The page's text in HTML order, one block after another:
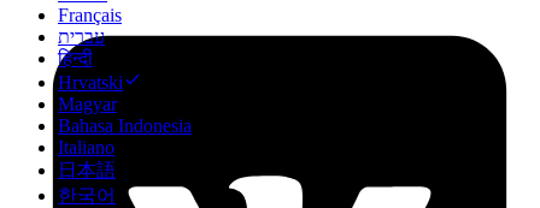
Français
עברית
हिन्दी
Hrvatski
Magyar
Bahasa Indonesia
Italiano
日本語
한국어